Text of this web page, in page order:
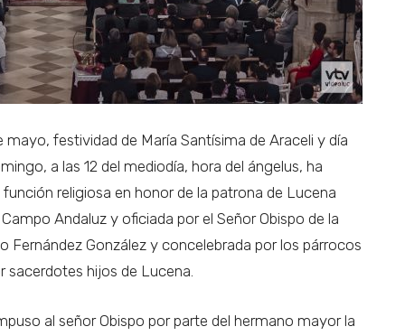
festividad de María Santísima de Araceli y día
a las 12 del mediodía, hora del ángelus, ha
religiosa en honor de la patrona de Lucena
Andaluz y oficiada por el Señor Obispo de la
Fernández González y concelebrada por los párrocos
sacerdotes hijos de Lucena.
al señor Obispo por parte del hermano mayor la